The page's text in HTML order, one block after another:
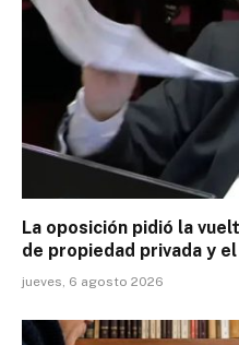
La oposición pidió la
de propiedad privada y
jueves, 6 agosto 2026